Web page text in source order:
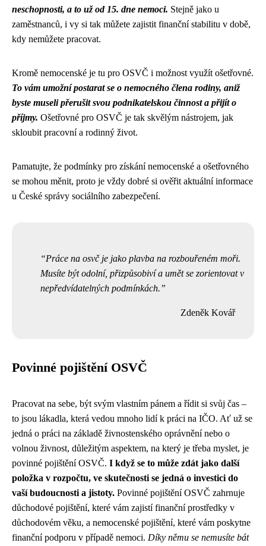
neschopnosti, a to už od 15. dne nemoci. Stejně jako u
zaměstnanců, i vy si tak můžete zajistit finanční stabilitu v době,
kdy nemůžete pracovat.
Kromě nemocenské je tu pro OSVČ i možnost využít ošetřovné.
To vám umožní postarat se o nemocného člena rodiny, aniž
byste museli přerušit svou podnikatelskou činnost a přijít o
příjmy. Ošetřovné pro OSVČ je tak skvělým nástrojem, jak
skloubit pracovní a rodinný život.
Pamatujte, že podmínky pro získání nemocenské a ošetřovného
se mohou měnit, proto je vždy dobré si ověřit aktuální informace
u České správy sociálního zabezpečení.
Práce na osvč je jako plavba na rozbouřeném moři.
Musíte být odolní, přizpůsobiví a umět se zorientovat v
nepředvídatelných podmínkách.
Zdeněk Kovář
Povinné pojištění OSVČ
Pracovat na sebe, být svým vlastním pánem a řídit si svůj čas –
to jsou lákadla, která vedou mnoho lidí k práci na IČO. Ať už se
jedná o práci na základě živnostenského oprávnění nebo o
volnou živnost, důležitým aspektem, na který je třeba myslet, je
povinné pojištění OSVČ. I když se to může zdát jako další
položka v rozpočtu, ve skutečnosti se jedná o investici do
vaší budoucnosti a jistoty. Povinné pojištění OSVČ zahrnuje
důchodové pojištění, které vám zajistí finanční prostředky v
důchodovém věku, a nemocenské pojištění, které vám poskytne
finanční podporu v případě nemoci. Díky němu se nemusíte bát